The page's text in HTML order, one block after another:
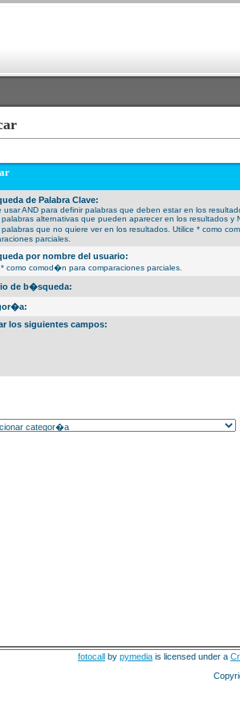
de Palabra Clave:
usar AND para definir palabras que deben estar en los
palabras alternativas que pueden aparecer en los resultados y
palabras que no quiere ver en los resultados. Utilice * como
parciales.
por nombre del usuario:
* como comod�n para comparaciones parciales.
de b�squeda:
los siguientes campos:
fotocall by pymedia is licensed under a